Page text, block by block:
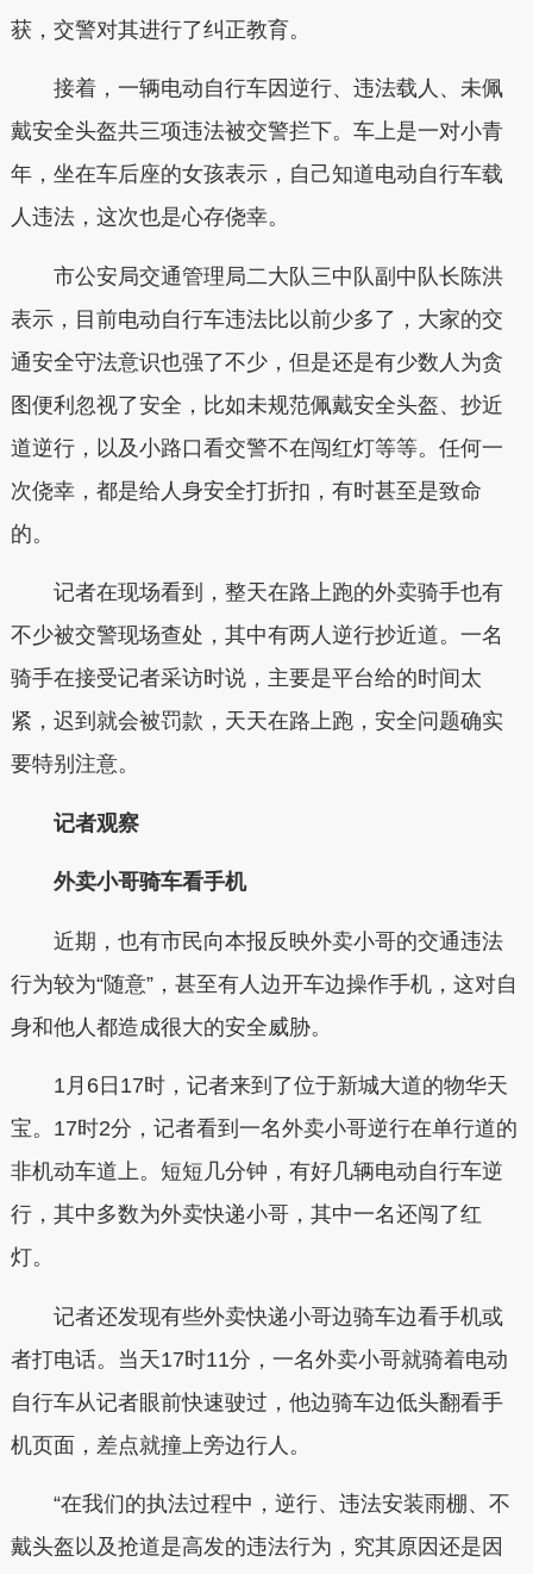
获，交警对其进行了纠正教育。
接着，一辆电动自行车因逆行、违法载人、未佩
戴安全头盔共三项违法被交警拦下。车上是一对小青
年，坐在车后座的女孩表示，自己知道电动自行车载
人违法，这次也是心存侥幸。
市公安局交通管理局二大队三中队副中队长陈洪
表示，目前电动自行车违法比以前少多了，大家的交
通安全守法意识也强了不少，但是还是有少数人为贪
图便利忽视了安全，比如未规范佩戴安全头盔、抄近
道逆行，以及小路口看交警不在闯红灯等等。任何一
次侥幸，都是给人身安全打折扣，有时甚至是致命
的。
记者在现场看到，整天在路上跑的外卖骑手也有
不少被交警现场查处，其中有两人逆行抄近道。一名
骑手在接受记者采访时说，主要是平台给的时间太
紧，迟到就会被罚款，天天在路上跑，安全问题确实
要特别注意。
记者观察
外卖小哥骑车看手机
近期，也有市民向本报反映外卖小哥的交通违法
行为较为“随意”，甚至有人边开车边操作手机，这对自
身和他人都造成很大的安全威胁。
1月6日17时，记者来到了位于新城大道的物华天
宝。17时2分，记者看到一名外卖小哥逆行在单行道的
非机动车道上。短短几分钟，有好几辆电动自行车逆
行，其中多数为外卖快递小哥，其中一名还闯了红
灯。
记者还发现有些外卖快递小哥边骑车边看手机或
者打电话。当天17时11分，一名外卖小哥就骑着电动
自行车从记者眼前快速驶过，他边骑车边低头翻看手
机页面，差点就撞上旁边行人。
“在我们的执法过程中，逆行、违法安装雨棚、不
戴头盔以及抢道是高发的违法行为，究其原因还是因